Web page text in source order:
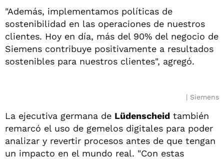
"Además, implementamos políticas de
sostenibilidad en las operaciones de nuestros
clientes. Hoy en día, más del 90% del negocio de
Siemens contribuye positivamente a resultados
sostenibles para nuestros clientes", agregó.
Siemens
La ejecutiva germana de Lüdenscheid también
remarcó el uso de gemelos digitales para poder
analizar y revertir procesos antes de que tengan
un impacto en el mundo real. "Con estas